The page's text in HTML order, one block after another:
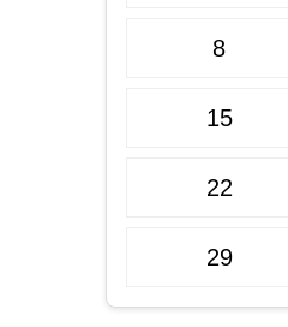
8
15
22
29